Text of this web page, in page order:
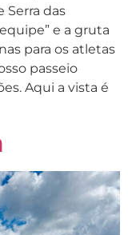
Serra das
e a gruta
para os atletas
passeio
Aqui a vista é